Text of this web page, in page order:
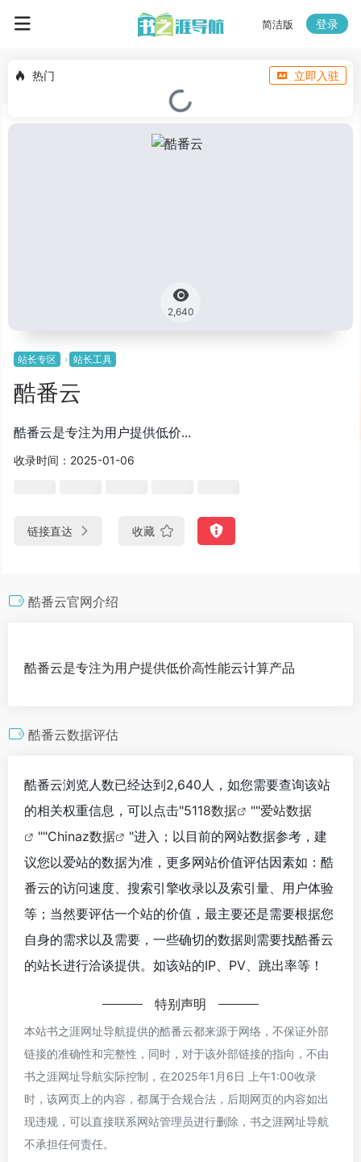
简洁版 登录
热门 立即入驻
2,640
站长专区 站长工具
酷番云
酷番云是专注为用户提供低价...
收录时间：2025-01-06
链接直达 收藏
酷番云官网介绍
酷番云是专注为用户提供低价高性能云计算产品
酷番云数据评估
酷番云浏览人数已经达到2,640人，如您需要查询该站
的相关权重信息，可以点击"5118数据 ""爱站数据
""Chinaz数据
"进入；以目前的网站数据参考，建
议您以爱站的数据为准，更多网站价值评估因素如：酷
番云的访问速度、搜索引擎收录以及索引量、用户体验
等；当然要评估一个站的价值，最主要还是需要根据您
自身的需求以及需要，一些确切的数据则需要找酷番云
的站长进行洽谈提供。如该站的IP、PV、跳出率等！
特别声明
本站书之涯网址导航提供的酷番云都来源于网络，不保证外部
链接的准确性和完整性，同时，对于该外部链接的指向，不由
书之涯网址导航实际控制，在2025年1月6日 上午1:00收录
时，该网页上的内容，都属于合规合法，后期网页的内容如出
现违规，可以直接联系网站管理员进行删除，书之涯网址导航
不承担任何责任。